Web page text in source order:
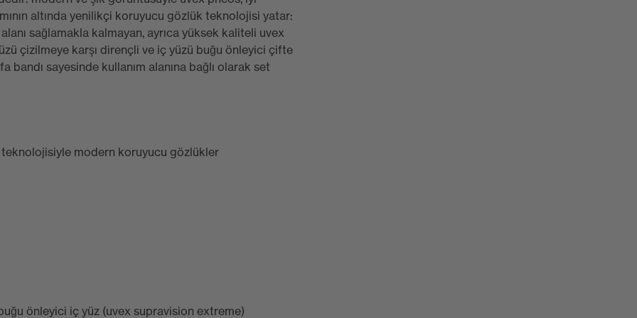
altında yenilikçi koruyucu gözlük teknolojisi yatar:
sağlamakla kalmayan, ayrıca yüksek kaliteli uvex
çizilmeye karşı dirençli ve iç yüzü buğu önleyici çifte
sayesinde kullanım alanına bağlı olarak set
modern koruyucu gözlükler
önleyici iç yüz (uvex supravision extreme)